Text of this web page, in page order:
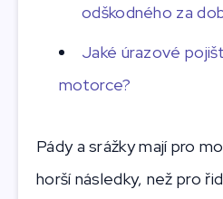
odškodného za
Jaké úrazové
motorce?
Pády a srážky mají pro
horší následky, než pro